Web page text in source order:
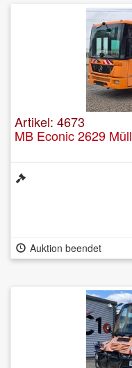
Artikel: 4673
MB Econic 2629
Auktion beendet